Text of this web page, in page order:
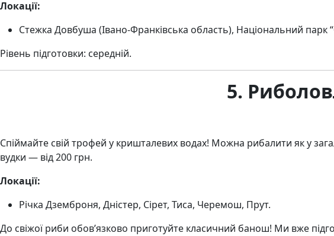
Локації:
Стежка Довбуша (Івано-Франківська область), Національний парк
Рівень підготовки: середній.
5.
Спіймайте свій трофей у кришталевих водах! Можна рибалити як у
вудки — від 200 грн.
Локації:
Річка Дземброня, Дністер, Сірет, Тиса, Черемош, Прут.
До свіжої риби обов’язково приготуйте класичний банош! Ми вже